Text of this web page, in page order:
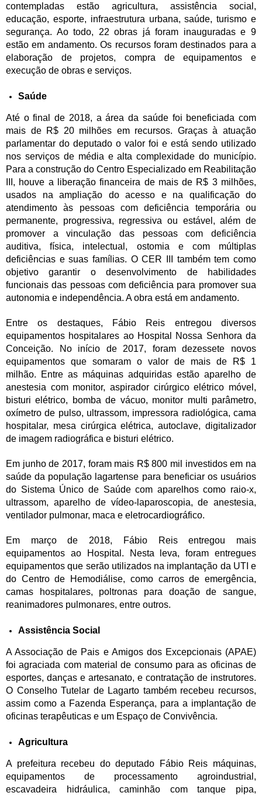
contempladas estão agricultura, assistência social,
educação, esporte, infraestrutura urbana, saúde, turismo e
segurança. Ao todo, 22 obras já foram inauguradas e 9
estão em andamento. Os recursos foram destinados para a
elaboração de projetos, compra de equipamentos e
execução de obras e serviços.
Saúde
Até o final de 2018, a área da saúde foi beneficiada com
mais de R$ 20 milhões em recursos. Graças à atuação
parlamentar do deputado o valor foi e está sendo utilizado
nos serviços de média e alta complexidade do município.
Para a construção do Centro Especializado em Reabilitação
III, houve a liberação financeira de mais de R$ 3 milhões,
usados na ampliação do acesso e na qualificação do
atendimento às pessoas com deficiência temporária ou
permanente, progressiva, regressiva ou estável, além de
promover a vinculação das pessoas com deficiência
auditiva, física, intelectual, ostomia e com múltiplas
deficiências e suas famílias. O CER III também tem como
objetivo garantir o desenvolvimento de habilidades
funcionais das pessoas com deficiência para promover sua
autonomia e independência. A obra está em andamento.
Entre os destaques, Fábio Reis entregou diversos
equipamentos hospitalares ao Hospital Nossa Senhora da
Conceição. No início de 2017, foram dezessete novos
equipamentos que somaram o valor de mais de R$ 1
milhão. Entre as máquinas adquiridas estão aparelho de
anestesia com monitor, aspirador cirúrgico elétrico móvel,
bisturi elétrico, bomba de vácuo, monitor multi parâmetro,
oxímetro de pulso, ultrassom, impressora radiológica, cama
hospitalar, mesa cirúrgica elétrica, autoclave, digitalizador
de imagem radiográfica e bisturi elétrico.
Em junho de 2017, foram mais R$ 800 mil investidos em na
saúde da população lagartense para beneficiar os usuários
do Sistema Único de Saúde com aparelhos como raio-x,
ultrassom, aparelho de vídeo-laparoscopia, de anestesia,
ventilador pulmonar, maca e eletrocardiográfico.
Em março de 2018, Fábio Reis entregou mais
equipamentos ao Hospital. Nesta leva, foram entregues
equipamentos que serão utilizados na implantação da UTI e
do Centro de Hemodiálise, como carros de emergência,
camas hospitalares, poltronas para doação de sangue,
reanimadores pulmonares, entre outros.
Assistência Social
A Associação de Pais e Amigos dos Excepcionais (APAE)
foi agraciada com material de consumo para as oficinas de
esportes, danças e artesanato, e contratação de instrutores.
O Conselho Tutelar de Lagarto também recebeu recursos,
assim como a Fazenda Esperança, para a implantação de
oficinas terapêuticas e um Espaço de Convivência.
Agricultura
A prefeitura recebeu do deputado Fábio Reis máquinas,
equipamentos de processamento agroindustrial,
escavadeira hidráulica, caminhão com tanque pipa,